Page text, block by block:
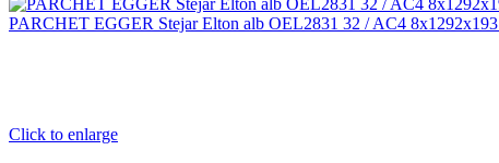
PARCHET EGGER Stejar Elton alb OEL2831 32 / AC4 8x1292x193
Click to enlarge